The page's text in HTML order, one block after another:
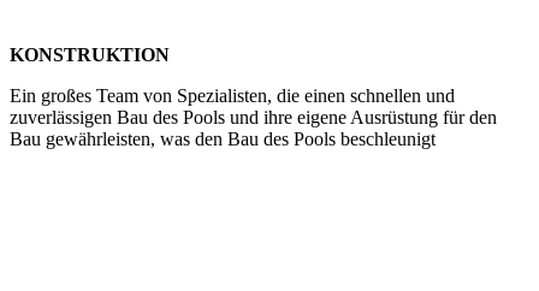
KONSTRUKTION
Ein großes Team von Spezialisten, die einen schnellen und
zuverlässigen Bau des Pools und ihre eigene Ausrüstung für den
Bau gewährleisten, was den Bau des Pools beschleunigt